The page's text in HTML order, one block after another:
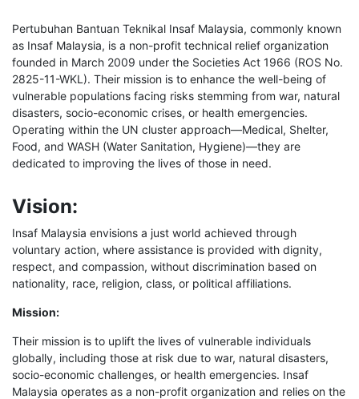
Pertubuhan Bantuan Teknikal Insaf Malaysia, commonly known
as Insaf Malaysia, is a non-profit technical relief organization
founded in March 2009 under the Societies Act 1966 (ROS No.
2825-11-WKL). Their mission is to enhance the well-being of
vulnerable populations facing risks stemming from war, natural
disasters, socio-economic crises, or health emergencies.
Operating within the UN cluster approach—Medical, Shelter,
Food, and WASH (Water Sanitation, Hygiene)—they are
dedicated to improving the lives of those in need.
Vision:
Insaf Malaysia envisions a just world achieved through
voluntary action, where assistance is provided with dignity,
respect, and compassion, without discrimination based on
nationality, race, religion, class, or political affiliations.
Mission:
Their mission is to uplift the lives of vulnerable individuals
globally, including those at risk due to war, natural disasters,
socio-economic challenges, or health emergencies. Insaf
Malaysia operates as a non-profit organization and relies on the